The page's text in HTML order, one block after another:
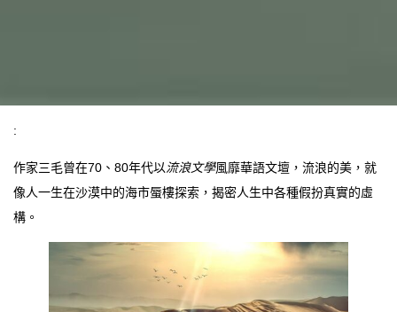
:
作家三毛曾在70、80年代以流浪文學風靡華語文壇，流浪的美，就
像人一生在沙漠中的海市蜃樓探索，揭密人生中各種假扮真實的虛
構。